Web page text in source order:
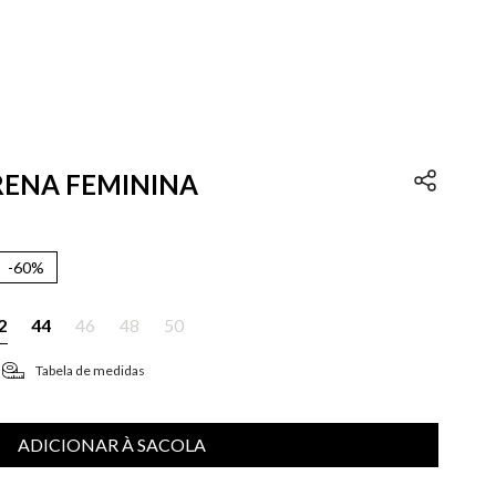
FEMININA
-60%
44 46 48 50
Tabela de medidas
ADICIONAR À SACOLA